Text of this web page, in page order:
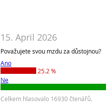
15. April 2026
Považujete svou mzdu za důstojnou?
Ano
25.2 %
Ne
Celkem hlasovalo 16930 čtenářů.